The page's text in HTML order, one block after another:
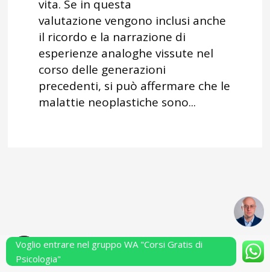
vita. Se in questa
valutazione vengono inclusi anche
il ricordo e la narrazione di
esperienze analoghe vissute nel
corso delle generazioni
precedenti, si può affermare che le
malattie neoplastiche sono...
Powered by Performarsi S.a.s.
Voglio entrare nel gruppo WA "Corsi Gratis di
Psicologia"